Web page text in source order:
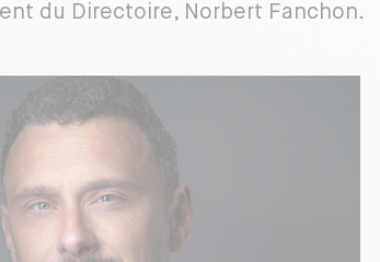
du Directoire, Norbert Fanchon.